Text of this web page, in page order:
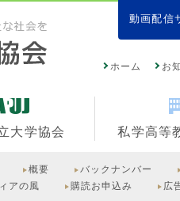
動画配信
ホーム お
大学協会 私学高等
概要 バックナンバー
アの風
購読お申込み 広